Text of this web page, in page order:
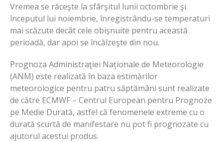
Vremea se răceşte la sfârşitul lunii octombrie şi
începutul lui noiembrie, înregistrându-se temperaturi
mai scăzute decât cele obişnuite pentru această
perioadă, dar apoi se încălzeşte din nou.
Prognoza Administraţiei Naţionale de Meteorologie
(ANM) este realizată în baza estimărilor
meteorologice pentru patru săptămâni sunt realizate
de către ECMWF – Centrul European pentru Prognoze
pe Medie Durată, astfel că fenomenele extreme cu o
durată scurtă de manifestare nu pot fi prognozate cu
ajutorul acestui produs.